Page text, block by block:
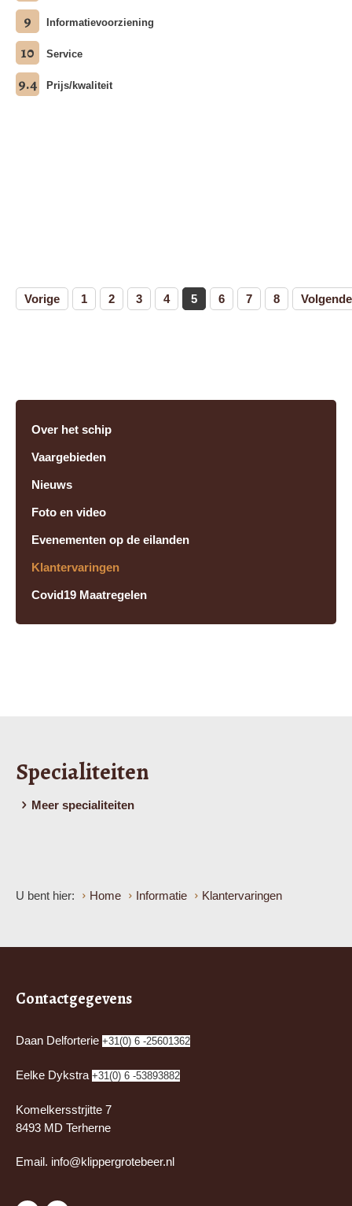
9 Informatievoorziening
10 Service
9.4 Prijs/kwaliteit
Vorige 1 2 3 4 5 6 7 8 Volgende
Over het schip
Vaargebieden
Nieuws
Foto en video
Evenementen op de eilanden
Klantervaringen
Covid19 Maatregelen
Specialiteiten
Meer specialiteiten
U bent hier: Home Informatie Klantervaringen
Contactgegevens
Daan Delforterie +31(0) 6 -25601362
Eelke Dykstra +31(0) 6 -53893882
Komelkersstrjitte 7
8493 MD Terherne
Email. info@klippergrotebeer.nl